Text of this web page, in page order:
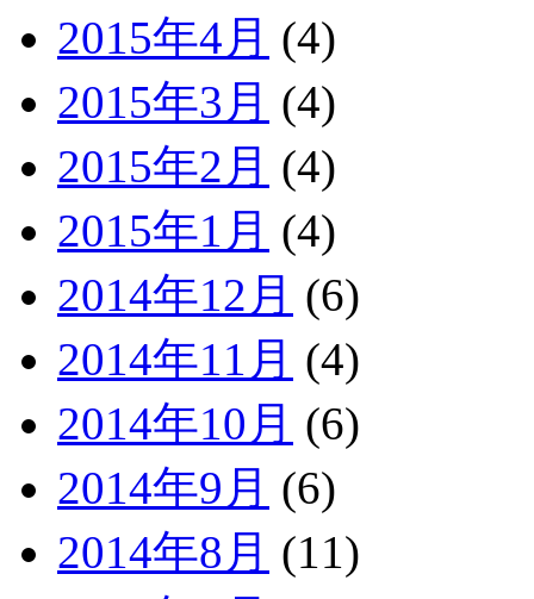
2015年4月 (4)
2015年3月 (4)
2015年2月 (4)
2015年1月 (4)
2014年12月 (6)
2014年11月 (4)
2014年10月 (6)
2014年9月 (6)
2014年8月 (11)